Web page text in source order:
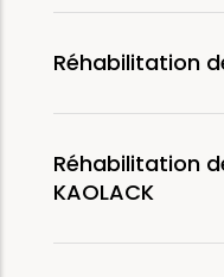
Réhabilitation
Réhabilitation
KAOLACK